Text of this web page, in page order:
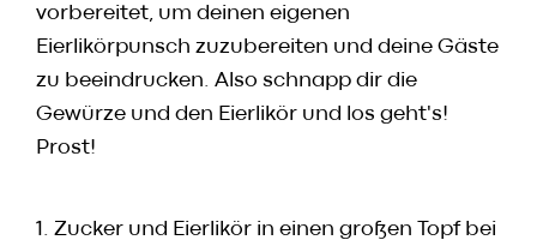
vorbereitet, um deinen eigenen
Eierlikörpunsch zuzubereiten und deine Gäste
zu beeindrucken. Also schnapp dir die
Gewürze und den Eierlikör und los geht's!
Prost!
1. Zucker und Eierlikör in einen großen Topf bei